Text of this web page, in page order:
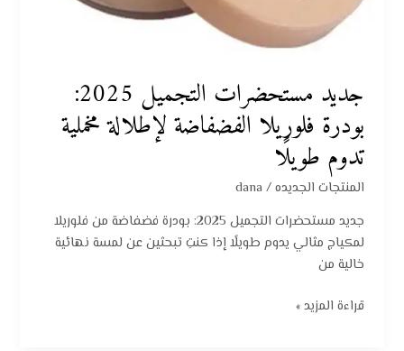
جديد مستحضرات التجميل 2025:
بودرة فلوريلا الفضفاضة لإطلالة مخملية
تدوم طويلًا
المنتجات الجديده/
dana
جديد مستحضرات التجميل 2025: بودرة فضفاضة من فلوريلا
لمكياج مثالي يدوم طويلًا إذا كنتِ تبحثين عن لمسة نهائية
خالية من
قراءة المزيد »